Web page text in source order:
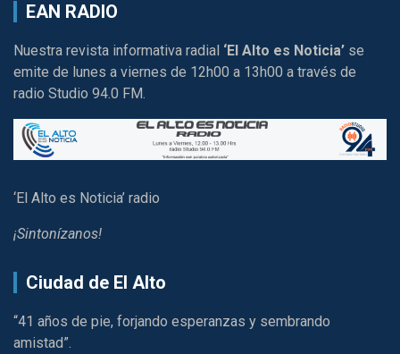
EAN RADIO
Nuestra revista informativa radial ‘El Alto es Noticia’ se
emite de lunes a viernes de 12h00 a 13h00 a través de
radio Studio 94.0 FM.
‘El Alto es Noticia’ radio
¡Sintonízanos!
Ciudad de El Alto
“41 años de pie, forjando esperanzas y sembrando
amistad”.